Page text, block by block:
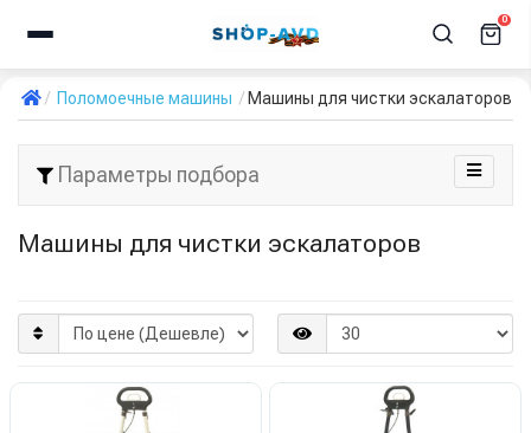
0
Поломоечные машины Машины для чистки эскалаторов
Параметры подбора
Машины для чистки эскалаторов